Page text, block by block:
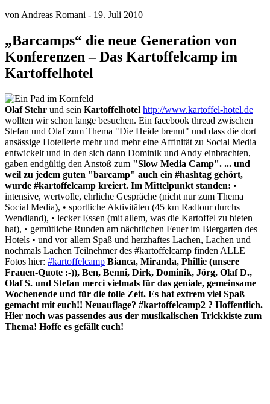
von Andreas Romani - 19. Juli 2010
„Barcamps“ die neue Generation von
Konferenzen – Das Kartoffelcamp im
Kartoffelhotel
Olaf Stehr und sein Kartoffelhotel http://www.kartoffel-hotel.de
wollten wir schon lange besuchen. Ein facebook thread zwischen
Stefan und Olaf zum Thema "Die Heide brennt" und dass die dort
ansässige Hotellerie mehr und mehr eine Affinität zu Social Media
entwickelt und in den sich dann Dominik und Andy einbrachten,
gaben endgültig den Anstoß zum "Slow Media Camp". ... und
weil zu jedem guten "barcamp" auch ein #hashtag gehört,
wurde #kartoffelcamp kreiert. Im Mittelpunkt standen: •
intensive, wertvolle, ehrliche Gespräche (nicht nur zum Thema
Social Media), • sportliche Aktivitäten (45 km Radtour durchs
Wendland), • lecker Essen (mit allem, was die Kartoffel zu bieten
hat), • gemütliche Runden am nächtlichen Feuer im Biergarten des
Hotels • und vor allem Spaß und herzhaftes Lachen, Lachen und
nochmals Lachen Teilnehmer des #kartoffelcamp finden ALLE
Fotos hier: #kartoffelcamp Bianca, Miranda, Phillie (unsere
Frauen-Quote :-)), Ben, Benni, Dirk, Dominik, Jörg, Olaf D.,
Olaf S. und Stefan merci vielmals für das geniale, gemeinsame
Wochenende und für die tolle Zeit. Es hat extrem viel Spaß
gemacht mit euch!! Neuauflage? #kartoffelcamp2 ? Hoffentlich.
Hier noch was passendes aus der musikalischen Trickkiste zum
Thema! Hoffe es gefällt euch!